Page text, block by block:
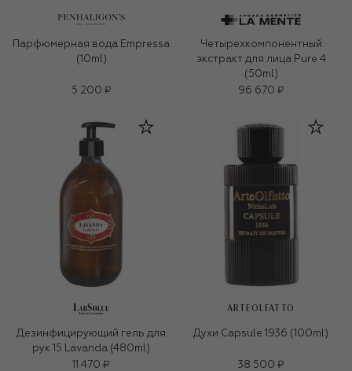
Парфюмерная вода Empressa
(10ml)
5 200 ₽
Четырехкомпонентный
экстракт для лица Pure 4
(50ml)
96 670 ₽
Дезинфицирующий гель для
рук 15 Lavanda (480ml)
11 470 ₽
ARTEOLFATTO
Духи Capsule 1936 (100ml)
38 500 ₽